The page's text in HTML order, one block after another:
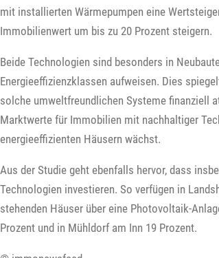
mit installierten Wärmepumpen eine
Immobilienwert um bis zu 20 Prozent steigern.
Beide Technologien sind besonders in
Energieeffizienzklassen aufweisen. Dies
solche umweltfreundlichen Systeme finanziell
Marktwerte für Immobilien mit nachhaltiger
energieeffizienten Häusern wächst.
Aus der Studie geht ebenfalls hervor, dass
Technologien investieren. So verfügen in
stehenden Häuser über eine Photovoltaik-
Prozent und in Mühldorf am Inn 19 Prozent.